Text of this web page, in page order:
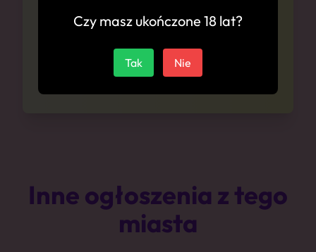
Zapytaj się o ceny anonimowo i bez
Zapytaj o ceny
Inne ogłoszenia z tego
miasta
Czy masz ukończone 18 lat?
Tak Nie